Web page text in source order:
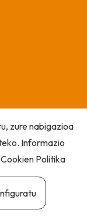
zure nabigazioa
Informazio
Cookien Politika